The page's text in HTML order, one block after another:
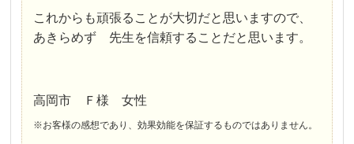
これからも頑張ることが大切だと思いますので、
あきらめず 先生を信頼することだと思います。
高岡市 Ｆ様 女性
※お客様の感想であり、効果効能を保証するものではありません。